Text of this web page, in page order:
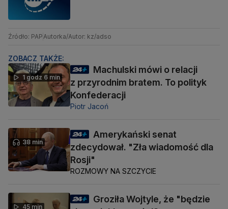
Źródło: PAPAutorka/Autor: kz/adso
ZOBACZ TAKŻE:
1 godz 6 min
Machulski mówi o relacji
z przyrodnim bratem. To polityk
Konfederacji
Piotr Jacoń
38 min
Amerykański senat
zdecydował. "Zła wiadomość dla
Rosji"
ROZMOWY NA SZCZYCIE
45 min
Groziła Wojtyle, że "będzie